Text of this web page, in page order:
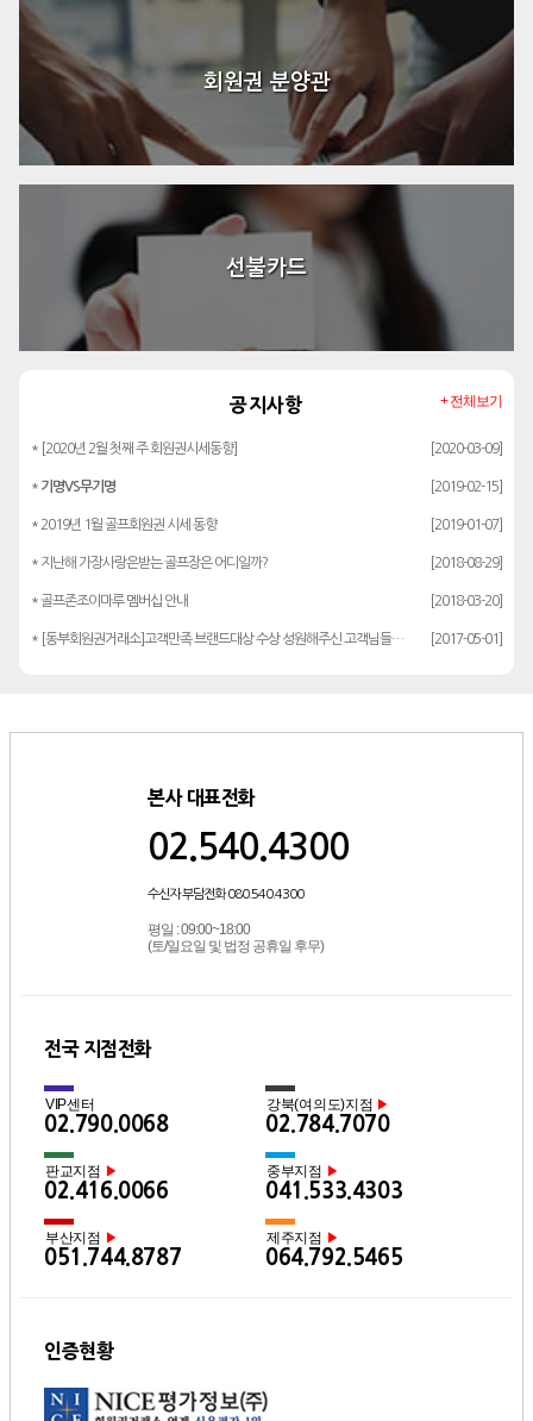
회원권 분양관
선불카드
공지사항
* [2020년 2월 첫째 주 회원권시세동향] [2020-03-09]
* 기명VS무기명 [2019-02-15]
* 2019년 1월 골프회원권 시세 동향 [2019-01-07]
* 지난해 가장사랑은받는 골프장은 어디일까? [2018-08-29]
* 골프존조이마루 멤버십 안내 [2018-03-20]
* [동부회원권거래소]고객만족 브랜드대상 수상 성원해주신 고객님들께 감사드립… [2017-05-01]
+ 전체보기
본사 대표전화
02.540.4300
수신자 부담전화 080.540.4300
평일 : 09:00~18:00
(토/일요일 및 법정 공휴일 후무)
전국 지점전화
VIP센터
02.790.0068
강북(여의도)지점 ▶
02.784.7070
판교지점 ▶
02.416.0066
중부지점 ▶
041.533.4303
부산지점 ▶
051.744.8787
제주지점 ▶
064.792.5465
인증현황